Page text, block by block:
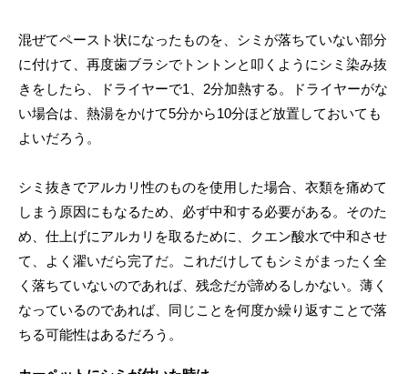
混ぜてペースト状になったものを、シミが落ちていない部分
に付けて、再度歯ブラシでトントンと叩くようにシミ染み抜
きをしたら、ドライヤーで1、2分加熱する。ドライヤーがな
い場合は、熱湯をかけて5分から10分ほど放置しておいても
よいだろう。
シミ抜きでアルカリ性のものを使用した場合、衣類を痛めて
しまう原因にもなるため、必ず中和する必要がある。そのた
め、仕上げにアルカリを取るために、クエン酸水で中和させ
て、よく濯いだら完了だ。これだけしてもシミがまったく全
く落ちていないのであれば、残念だが諦めるしかない。薄く
なっているのであれば、同じことを何度か繰り返すことで落
ちる可能性はあるだろう。